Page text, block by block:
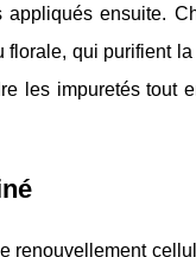
ensuite.
florale, qui purifient
les impuretés tout
renouvellement